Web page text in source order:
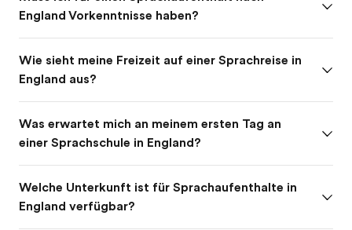
England Vorkenntnisse haben?
Wie sieht meine Freizeit auf einer Sprachreise in
England aus?
Was erwartet mich an meinem ersten Tag an
einer Sprachschule in England?
Welche Unterkunft ist für Sprachaufenthalte in
England verfügbar?